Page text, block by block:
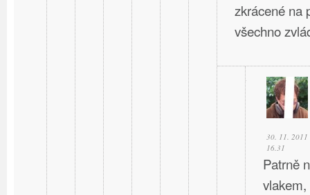
zkrácené na
všechno
30. 11. 2011
16.31
Patrně